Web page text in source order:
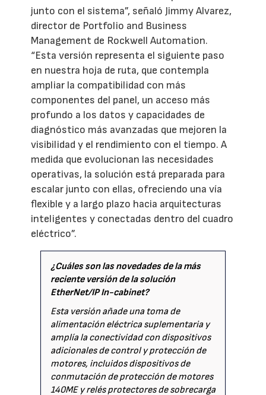
junto con el sistema”, señaló Jimmy Alvarez,
director de Portfolio and Business
Management de Rockwell Automation.
“Esta versión representa el siguiente paso
en nuestra hoja de ruta, que contempla
ampliar la compatibilidad con más
componentes del panel, un acceso más
profundo a los datos y capacidades de
diagnóstico más avanzadas que mejoren la
visibilidad y el rendimiento con el tiempo. A
medida que evolucionan las necesidades
operativas, la solución está preparada para
escalar junto con ellas, ofreciendo una vía
flexible y a largo plazo hacia arquitecturas
inteligentes y conectadas dentro del cuadro
eléctrico”.
¿Cuáles son las novedades de la más
reciente versión de la solución
EtherNet/IP In-cabinet?
Esta versión añade una toma de
alimentación eléctrica suplementaria y
amplía la conectividad con dispositivos
adicionales de control y protección de
motores, incluidos dispositivos de
conmutación de protección de motores
140ME y relés protectores de sobrecarga